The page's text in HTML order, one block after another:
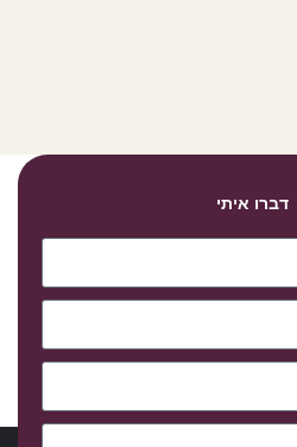
דברו איתי